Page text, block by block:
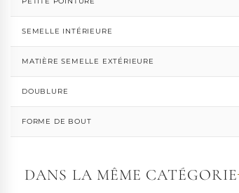
SEMELLE INTÉRIEURE
MATIÈRE SEMELLE EXTÉRIEURE
DOUBLURE
FORME DE BOUT
DANS LA MÊME CATÉGORIE